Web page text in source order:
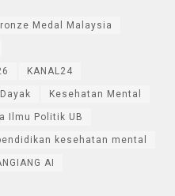
Medal Malaysia
KANAL24
Kesehatan Mental
Ilmu Politik UB
kesehatan mental
AI